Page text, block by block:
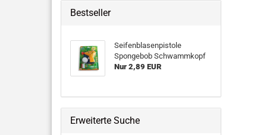
Bestseller
Seifenblasenpistole
Spongebob Schwammkopf
Nur 2,89 EUR
Erweiterte Suche